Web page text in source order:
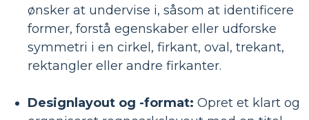
ønsker at undervise i, såsom at identificere
former, forstå egenskaber eller udforske
symmetri i en cirkel, firkant, oval, trekant,
rektangler eller andre firkanter.
Designlayout og -format: Opret et klart og